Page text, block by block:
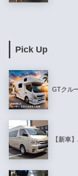
Pick Up
GTクル
【新車